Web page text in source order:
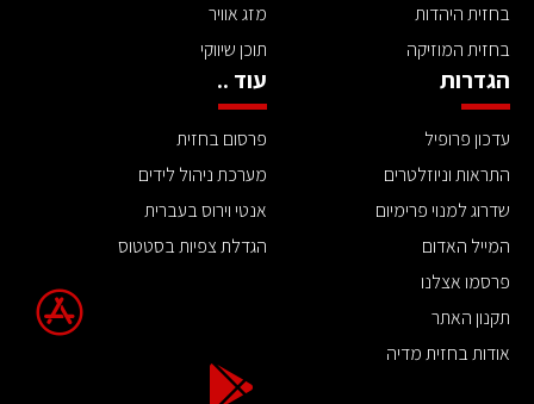
בחזית היהדות
בחזית המוזיקה
מזג אוויר
תוכן שיווקי
הגדרות
עדכון פרופיל
התראות וניוזלטרים
שדרוג למנוי פרימיום
המייל האדום
פרסמו אצלנו
תקנון האתר
אודות בחזית מדיה
עוד ..
פרסום בחזית
מערכת ניהול לידים
אנטי וירוס בעברית
הגדלת צפיות בסטטוס